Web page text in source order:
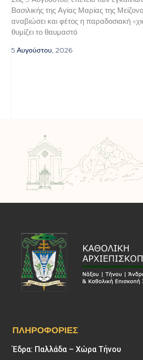
Βασιλικής της Αγίας Μαρίας της
αναβιώσει και φέτος η παραδοσιακή
θυμίζει το θαυμαστό
5 Αυγούστου, 2026
ΠΛΗΡΟΦΟΡΊΕΣ
Έδρα: Παλλάδα – Χώρα Τήνου